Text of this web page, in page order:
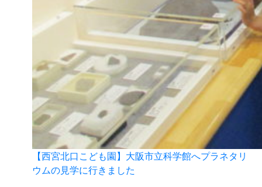
【西宮北口こども園】大阪市立科学館へプラネタリ
ウムの見学に行きました